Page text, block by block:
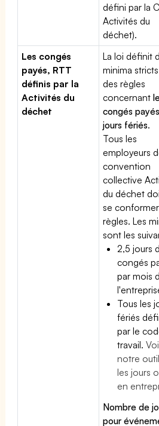
défini par la
Activités du
déchet).
Les congés
payés, RTT
définis par la
Activités du
déchet
La loi définit
minima
des règles
concernant
congés payés
jours fériés.
Tous les
employeurs
convention
collective
du déchet
se
règles. Les
sont les
2,5 jours
congés
par mois
Tous les
fériés
par le
travail.
notre
les jours
en
Nombre de
pour